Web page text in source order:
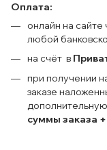
Оплата:
онлайн на
любой
на счёт в
при получении
заказе
суммы заказа